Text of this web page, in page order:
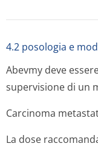
4.2 posologia e
Abevmy deve
supervisione di un
Carcinoma
La dose